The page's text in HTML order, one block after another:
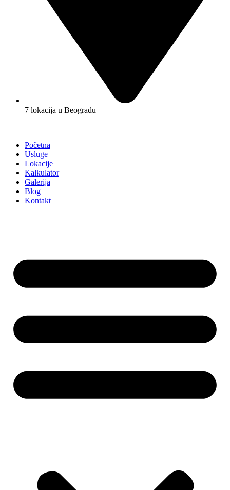
7 lokacija u Beogradu
Početna
Usluge
Lokacije
Kalkulator
Galerija
Blog
Kontakt